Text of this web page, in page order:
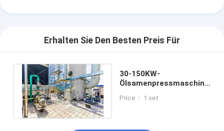
Erhalten Sie Den Besten Preis Für
30-150KW-
Ölsamenpressmaschine
elektrische Heizung
Price： 1 set